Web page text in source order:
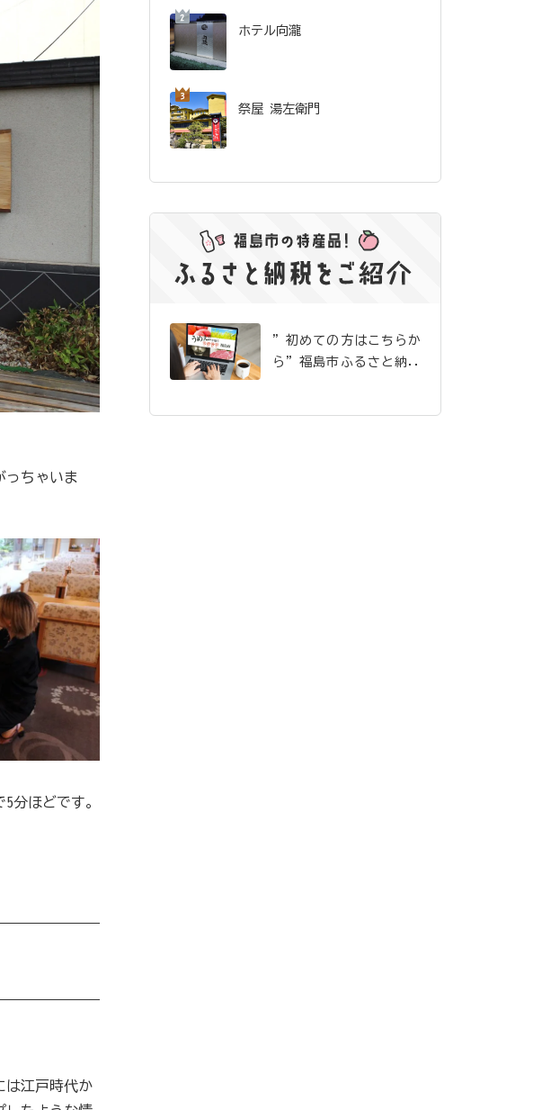
っちゃいま
分ほどです。
は江戸時代か
ホテル向瀧
祭屋 湯左衛門
”初めての方はこちらか
ら”福島市ふるさと納税